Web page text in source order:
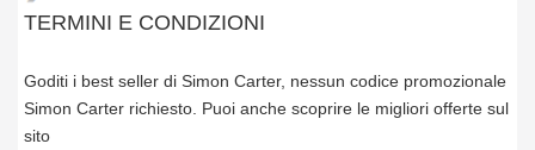
TERMINI E CONDIZIONI
Goditi i best seller di Simon Carter, nessun codice promozionale
Simon Carter richiesto. Puoi anche scoprire le migliori offerte sul
sito